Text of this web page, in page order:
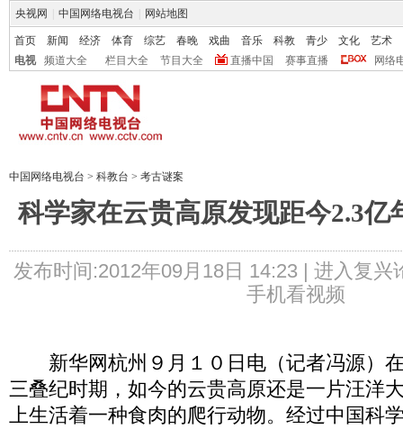
央视网 中国网络电视台 网站地图
首页 新闻 经济 体育 综艺 春晚 戏曲 音乐 科教 青少 文化
艺术
电视
频道大全 栏目大全 节目大全 直播中国 赛事直播 网络
中国网络电视台 > 科教台 > 考古谜案
科学家在云贵高原发现距今2.3亿
发布时间:2012年09月18日 14:23 | 进入复兴
手机看视频
新华网杭州９月１０日电（记者冯源）
三叠纪时期，如今的云贵高原还是一片汪洋
上生活着一种食肉的爬行动物。经过中国科